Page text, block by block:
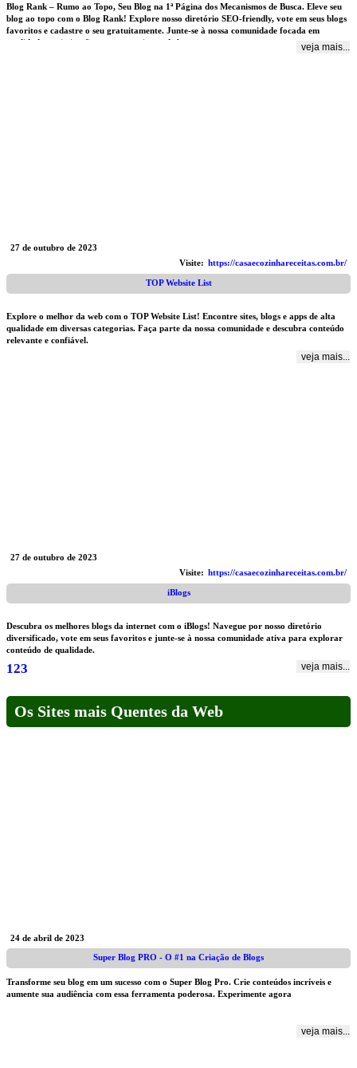
Blog Rank – Rumo ao Topo, Seu Blog na 1ª Página dos Mecanismos de Busca. Eleve seu
blog ao topo com o Blog Rank! Explore nosso diretório SEO-friendly, vote em seus blogs
favoritos e cadastre o seu gratuitamente. Junte-se à nossa comunidade focada em
qualidade e otimização para mecanismos de busca.
veja mais...
27 de outubro de 2023
Visite: https://casaecozinhareceitas.com.br/
TOP Website List
Explore o melhor da web com o TOP Website List! Encontre sites, blogs e apps de alta
qualidade em diversas categorias. Faça parte da nossa comunidade e descubra conteúdo
relevante e confiável.
veja mais...
27 de outubro de 2023
Visite: https://casaecozinhareceitas.com.br/
iBlogs
Descubra os melhores blogs da internet com o iBlogs! Navegue por nosso diretório
diversificado, vote em seus favoritos e junte-se à nossa comunidade ativa para explorar
conteúdo de qualidade.
veja mais...
123
Os Sites mais Quentes da Web
24 de abril de 2023
Super Blog PRO - O #1 na Criação de Blogs
Transforme seu blog em um sucesso com o Super Blog Pro. Crie conteúdos incríveis e
aumente sua audiência com essa ferramenta poderosa. Experimente agora
veja mais...